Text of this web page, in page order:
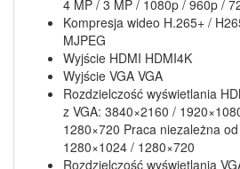
4 MP / 3 MP / 1080p / 960p /
Kompresja wideo H.265+ /
MJPEG
Wyjście HDMI HDMI4K
Wyjście VGA VGA
Rozdzielczość wyświetlania
z VGA: 3840×2160 /
1280×720 Praca niezależna
1280×1024 / 1280×720
Rozdzielczość wyświetlania